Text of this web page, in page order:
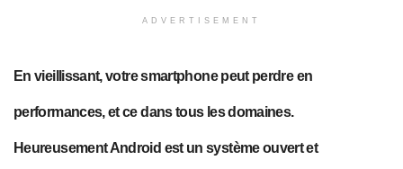
ADVERTISEMENT
En vieillissant, votre smartphone peut perdre en
performances, et ce dans tous les domaines.
Heureusement Android est un système ouvert et